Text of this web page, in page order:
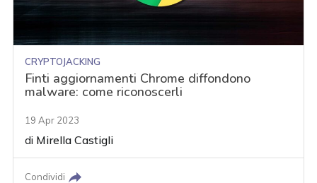
CRYPTOJACKING
Finti aggiornamenti Chrome diffondono
malware: come riconoscerli
19 Apr 2023
di Mirella Castigli
Condividi